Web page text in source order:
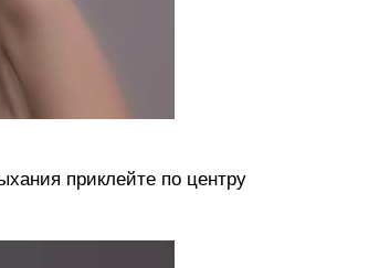
приклейте по центру